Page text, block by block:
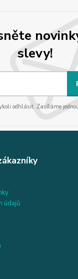
slevy!
odhlásit. Zasíláme
údajů